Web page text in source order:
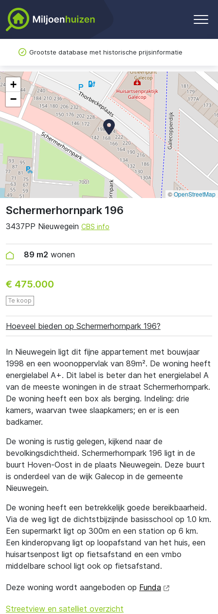
Grootste database met historische prijsinformatie
Schermerhornpark 196
3437PP Nieuwegein CBS info
89 m2 wonen
€ 475.000
Te koop
Hoeveel bieden op Schermerhornpark 196?
In Nieuwegein ligt dit fijne appartement met bouwjaar
1998 en een woonoppervlak van 89m². De woning heeft
energielabel A+. Dit label is beter dan het energielabel A
van de meeste woningen in de straat Schermerhornpark.
De woning heeft een box als berging. Indeling: drie
kamers, waarvan twee slaapkamers; en er is een
badkamer.
De woning is rustig gelegen, kijkend naar de
bevolkingsdichtheid. Schermerhornpark 196 ligt in de
buurt Hoven-Oost in de plaats Nieuwegein. Deze buurt
is onderdeel van de wijk Galecop in de gemeente
Nieuwegein.
De woning heeft een betrekkelijk goede bereikbaarheid.
Via de weg ligt de dichtstbijzijnde basisschool op 1.0 km.
Een supermarkt ligt op 300m en een station op 6 km.
Een kinderopvang ligt op loopafstand van het huis, een
huisartsenpost ligt op fietsafstand en een vmbo
middelbare school ligt ook op fietsafstand.
Deze woning wordt aangeboden op Funda
Streetview en satelliet overzicht
+
−
©OpenStreetMap